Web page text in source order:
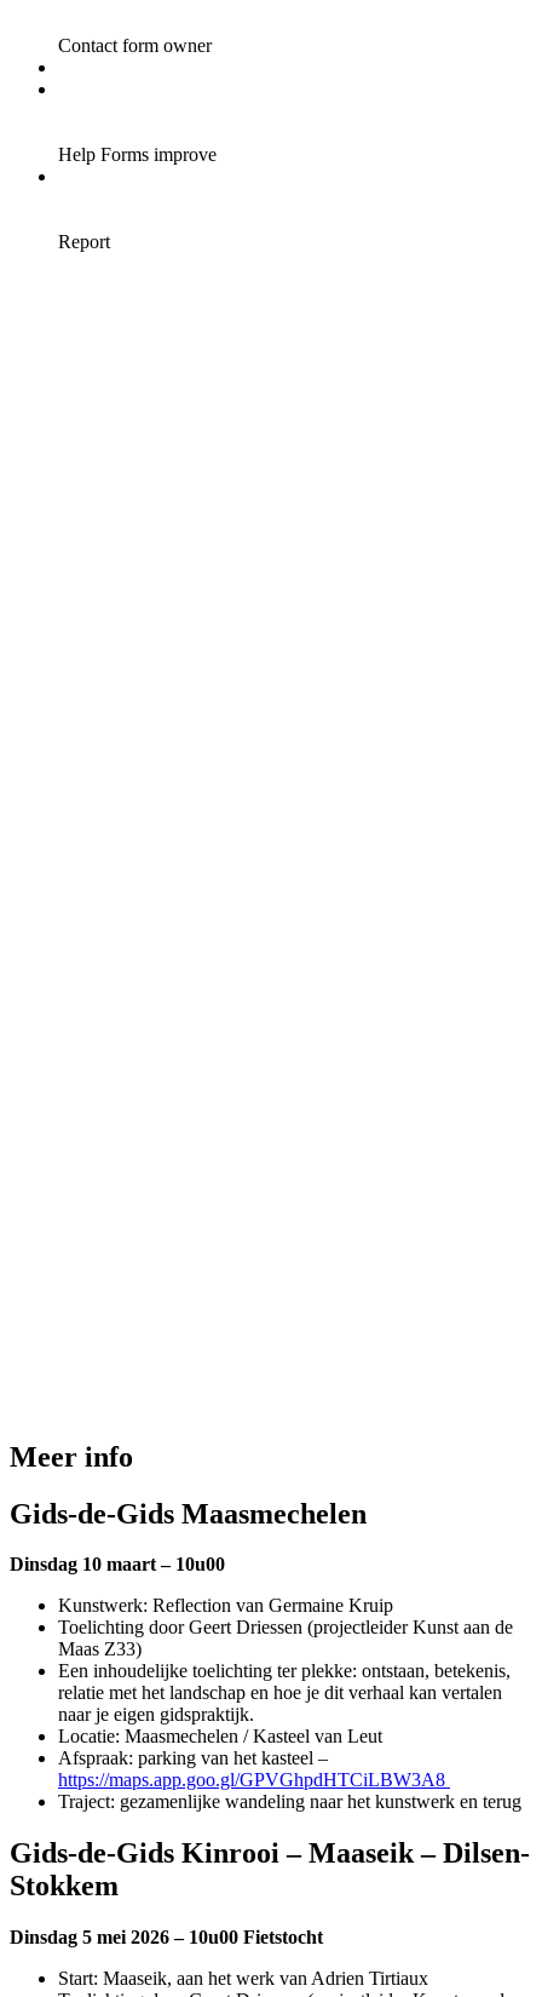
Meer info
Gids-de-Gids Maasmechelen
Dinsdag 10 maart – 10u00
Kunstwerk: Reflection van Germaine Kruip
Toelichting door Geert Driessen (projectleider Kunst aan de
Maas Z33)
Een inhoudelijke toelichting ter plekke: ontstaan, betekenis,
relatie met het landschap en hoe je dit verhaal kan vertalen
naar je eigen gidspraktijk.
Locatie: Maasmechelen / Kasteel van Leut
Afspraak: parking van het kasteel –
https://maps.app.goo.gl/GPVGhpdHTCiLBW3A8
Traject: gezamenlijke wandeling naar het kunstwerk en terug
Gids-de-Gids Kinrooi – Maaseik – Dilsen-
Stokkem
Dinsdag 5 mei 2026 – 10u00 Fietstocht
Start: Maaseik, aan het werk van Adrien Tirtiaux